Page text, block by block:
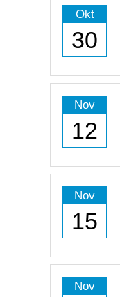
Okt
30
Nov
12
Nov
15
Nov